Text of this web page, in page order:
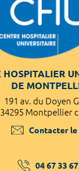
HOSPITALIER
DE
191 av. du Doyen
34295 Montpellier
Contacter le
04 67 33